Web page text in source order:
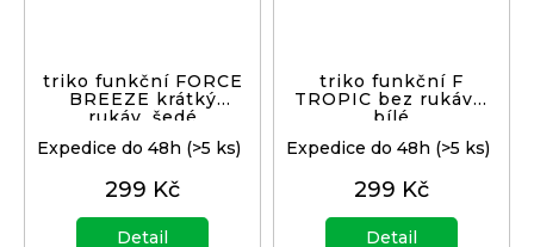
triko funkční FORCE
BREEZE krátký
rukáv, šedé
Expedice do 48h (>5 ks)
299 Kč
Detail
triko funkční F
TROPIC bez rukávů,
bílé
Expedice do 48h (>5 ks)
299 Kč
Detail